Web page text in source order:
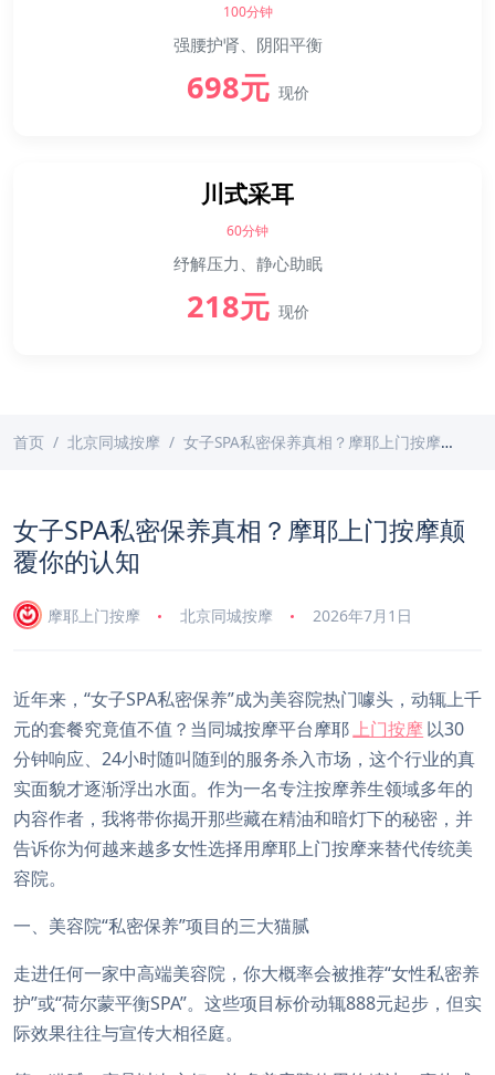
100分钟
强腰护肾、阴阳平衡
698元 现价
川式采耳
60分钟
纾解压力、静心助眠
218元 现价
首页 北京同城按摩 女子SPA私密保养真相？摩耶上门按摩颠覆你的认知
女子SPA私密保养真相？摩耶上门按摩颠
覆你的认知
摩耶上门按摩 北京同城按摩 2026年7月1日
近年来，“女子SPA私密保养”成为美容院热门噱头，动辄上千
元的套餐究竟值不值？当同城按摩平台摩耶上门按摩 以30
分钟响应、24小时随叫随到的服务杀入市场，这个行业的真
实面貌才逐渐浮出水面。作为一名专注按摩养生领域多年的
内容作者，我将带你揭开那些藏在精油和暗灯下的秘密，并
告诉你为何越来越多女性选择用摩耶上门按摩来替代传统美
容院。
一、美容院“私密保养”项目的三大猫腻
走进任何一家中高端美容院，你大概率会被推荐“女性私密养
护”或“荷尔蒙平衡SPA”。这些项目标价动辄888元起步，但实
际效果往往与宣传大相径庭。